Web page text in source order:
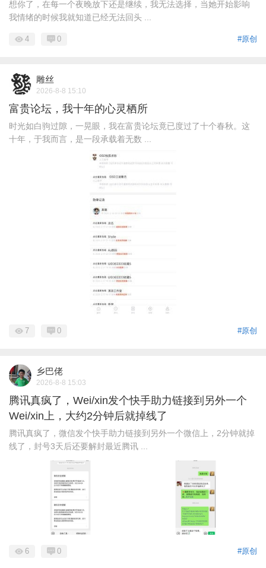
想你了，在每一个夜晚放下还是继续，我无法选择，当她开始影响
我情绪的时候我就知道已经无法回头 ...
#原创
4 0
雕丝
2026-8-8 15:10
富贵论坛，我十年的心灵栖所
时光如白驹过隙，一晃眼，我在富贵论坛竟已度过了十个春秋。这
十年，于我而言，是一段承载着无数 ...
#原创
7 0
乡巴佬
2026-8-8 15:03
腾讯真疯了，Wei/xin发个快手助力链接到另外一个
Wei/xin上，大约2分钟后就掉线了
腾讯真疯了，微信发个快手助力链接到另外一个微信上，2分钟就掉
线了，封号3天后还要解封最近腾讯 ...
#原创
6 0